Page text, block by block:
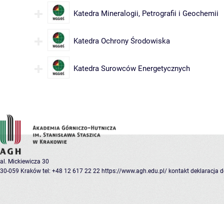
Katedra Mineralogii, Petrografii i Geochemii
Katedra Ochrony Środowiska
Katedra Surowców Energetycznych
al. Mickiewicza 30
30-059 Kraków tel: +48 12 617 22 22 https://www.agh.edu.pl/ kontakt deklaracja